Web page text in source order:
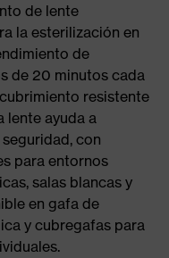
de lente
la esterilización en
de
de 20 minutos cada
resistente
lente ayuda a
con
para entornos
salas blancas y
en gafa de
y cubregafas para